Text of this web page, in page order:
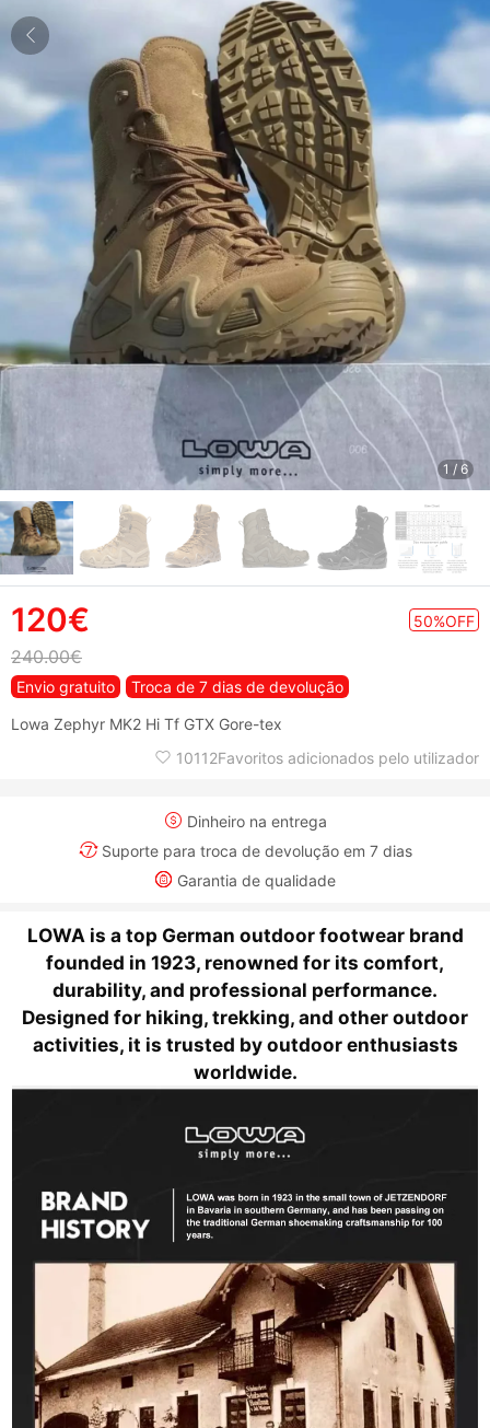
1 / 6
120€ 50%OFF
240.00€
Envio gratuito
Troca de 7 dias de devolução
Lowa Zephyr MK2 Hi Tf GTX Gore-tex
10112Favoritos adicionados pelo utilizador
Dinheiro na entrega
Suporte para troca de devolução em 7 dias
Garantia de qualidade
LOWA is a top German outdoor footwear brand
founded in 1923, renowned for its comfort,
durability, and professional performance.
Designed for hiking, trekking, and other outdoor
activities, it is trusted by outdoor enthusiasts
worldwide.